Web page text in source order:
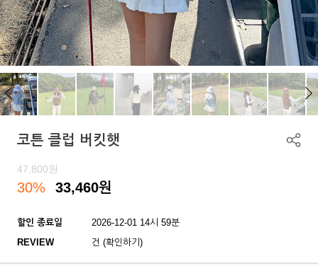
코튼 클럽 버킷햇
47,800원
30% 33,460원
할인 종료일
2026-12-01 14시 59분
REVIEW
건 (확인하기)